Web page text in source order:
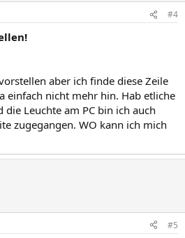
#4
aber ich finde diese Zeile
einfach nicht mehr hin. Hab etliche
Leuchte am PC bin ich auch
zugegangen. WO kann ich mich
#5